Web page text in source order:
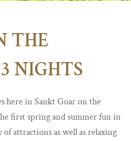
THE
NIGHTS
here in Sankt Goar on the
first spring and summer fun in
attractions as well as relaxing